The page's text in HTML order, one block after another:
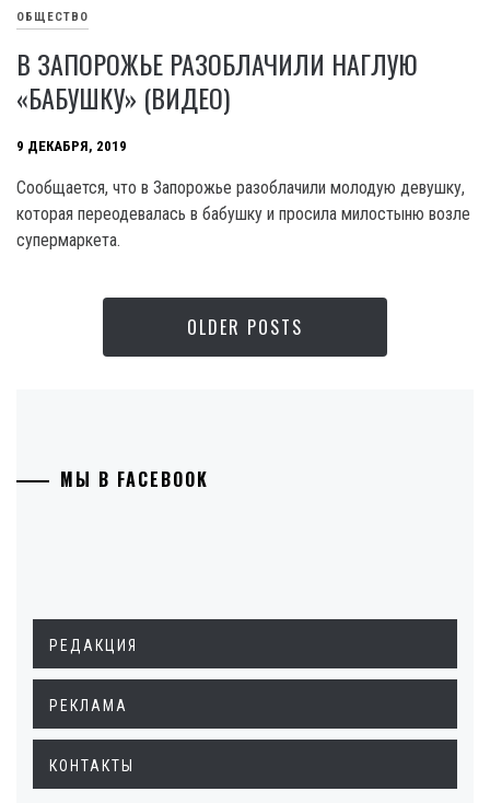
ОБЩЕСТВО
В ЗАПОРОЖЬЕ РАЗОБЛАЧИЛИ НАГЛУЮ
«БАБУШКУ» (ВИДЕО)
9 ДЕКАБРЯ, 2019
Сообщается, что в Запорожье разоблачили молодую девушку,
которая переодевалась в бабушку и просила милостыню возле
супермаркета.
OLDER POSTS
МЫ В FACEBOOK
РЕДАКЦИЯ
РЕКЛАМА
КОНТАКТЫ